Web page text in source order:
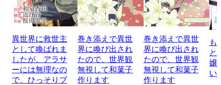
異世界に救世主
として喚ばれま
したが、アラサ
ーには無理なの
で、ひっそりブ
巻き添えで異世
界に喚び出され
たので、世界観
無視して和菓子
作ります
巻き添えで異世
界に喚び出され
たので、世界観
無視して和菓子
作ります
も
と
嬢
い